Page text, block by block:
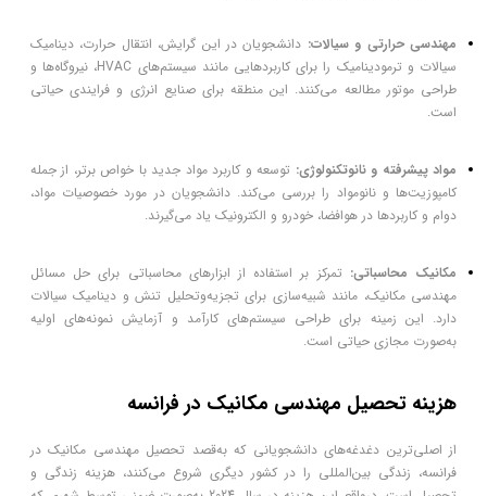
مهندسی حرارتی و سیالات: دانشجویان در این گرایش، انتقال حرارت، دینامیک
سیالات و ترمودینامیک را برای کاربردهایی مانند سیستم‌های HVAC، نیروگاه‌ها و
طراحی موتور مطالعه می‌کنند. این منطقه برای صنایع انرژی و فرایندی حیاتی
است.
مواد پیشرفته و نانوتکنولوژی: توسعه و کاربرد مواد جدید با خواص برتر، از جمله
کامپوزیت‌ها و نانومواد را بررسی می‌کند. دانشجویان در مورد خصوصیات مواد،
دوام و کاربردها در هوافضا، خودرو و الکترونیک یاد می‌گیرند.
مکانیک محاسباتی: تمرکز بر استفاده از ابزارهای محاسباتی برای حل مسائل
مهندسی مکانیک، مانند شبیه‌سازی برای تجزیه‌وتحلیل تنش و دینامیک سیالات
دارد. این زمینه برای طراحی سیستم‌های کارآمد و آزمایش نمونه‌های اولیه
به‌صورت مجازی حیاتی است.
هزینه تحصیل مهندسی مکانیک در فرانسه
از اصلی‌ترین دغدغه‌های دانشجویانی که به‌قصد تحصیل مهندسی مکانیک در
فرانسه، زندگی بین‌المللی را در کشور دیگری شروع می‌کنند، هزینه زندگی و